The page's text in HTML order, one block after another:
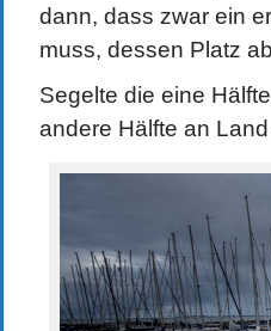
dann, dass zwar ein
muss, dessen Platz
Segelte die eine
andere Hälfte an